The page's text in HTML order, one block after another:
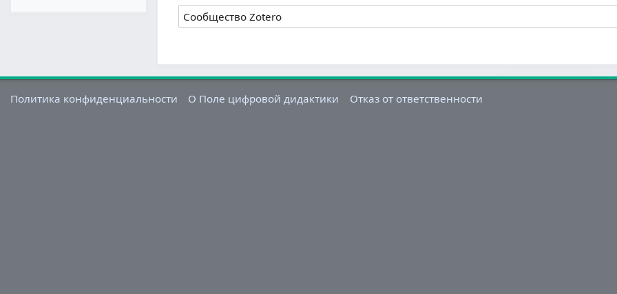
Политика конфиденциальности О Поле цифровой дидактики Отказ от ответственности